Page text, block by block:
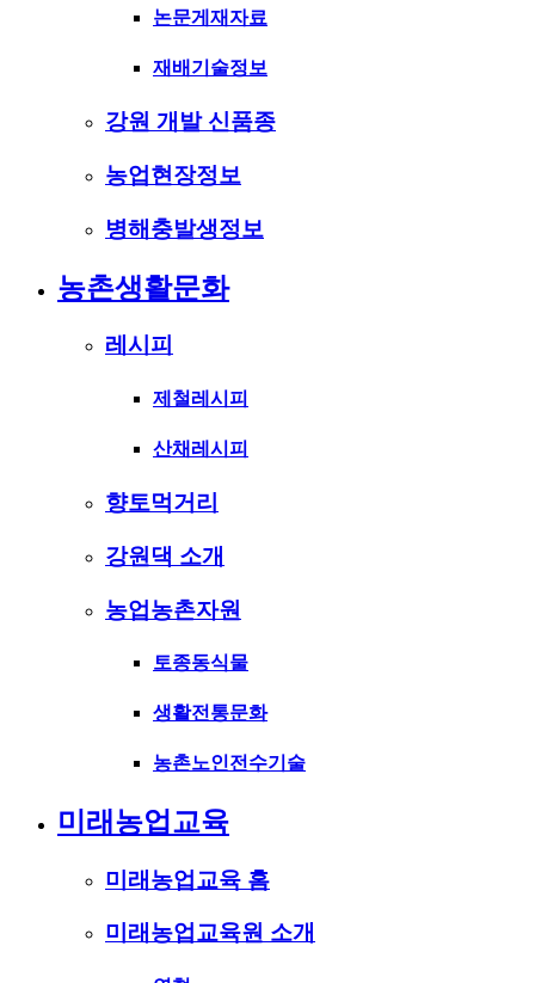
논문게재자료
재배기술정보
강원 개발 신품종
농업현장정보
병해충발생정보
농촌생활문화
레시피
제철레시피
산채레시피
향토먹거리
강원댁 소개
농업농촌자원
토종동식물
생활전통문화
농촌노인전수기술
미래농업교육
미래농업교육 홈
미래농업교육원 소개